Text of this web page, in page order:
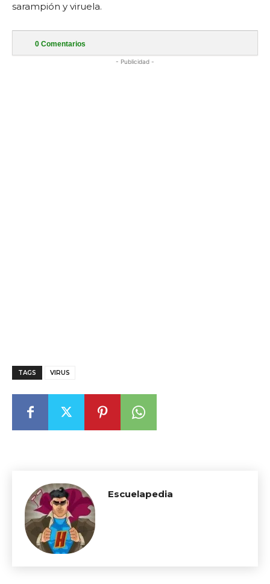
sarampión y viruela.
0 Comentarios
- Publicidad -
TAGS VIRUS
Escuelapedia